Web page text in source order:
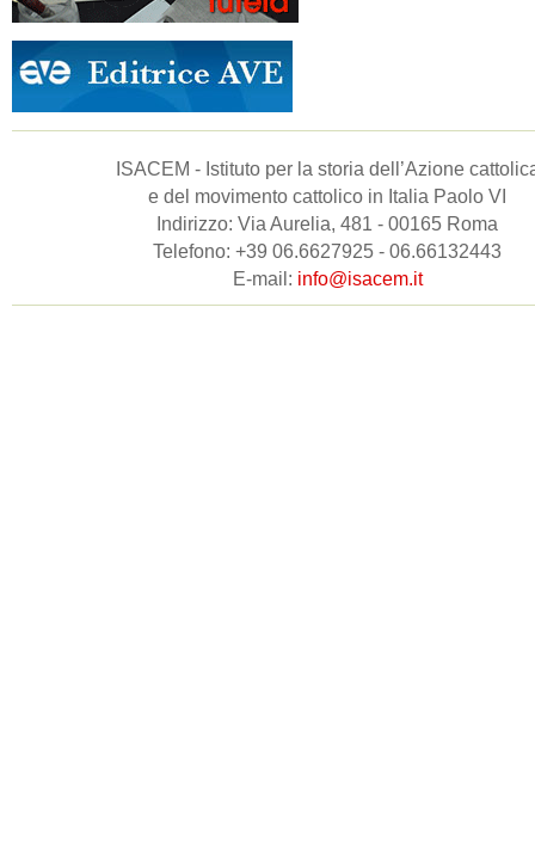
ISACEM - Istituto per la storia dell’Azione
e del movimento cattolico in Italia Paolo VI
Indirizzo: Via Aurelia, 481 - 00165 Roma
Telefono: +39 06.6627925 - 06.66132443
E-mail: info@isacem.it